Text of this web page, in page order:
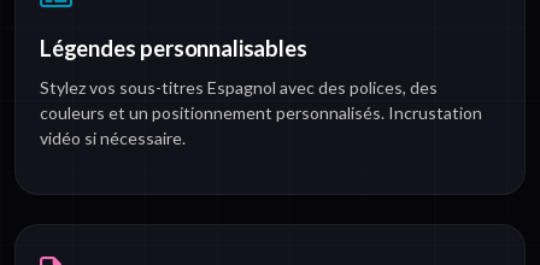
Légendes personnalisables
Stylez vos sous-titres Espagnol avec des polices, des
couleurs et un positionnement personnalisés. Incrustation
vidéo si nécessaire.